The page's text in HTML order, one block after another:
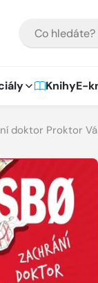
KnihyE-
doktor Proktor